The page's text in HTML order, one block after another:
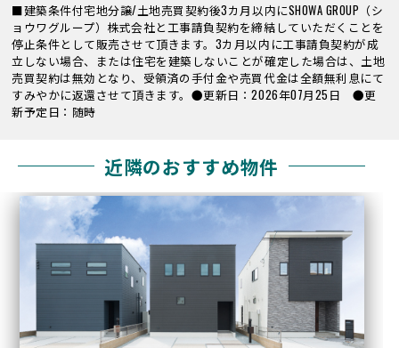
■建築条件付宅地分譲/土地売買契約後3カ月以内にSHOWA GROUP（シ
ョウワグループ）株式会社と工事請負契約を締結していただくことを
停止条件として販売させて頂きます。3カ月以内に工事請負契約が成
立しない場合、または住宅を建築しないことが確定した場合は、土地
売買契約は無効となり、受領済の手付金や売買代金は全額無利息にて
すみやかに返還させて頂きます。●更新日：2026年07月25日 ●更
新予定日：随時
近隣のおすすめ物件